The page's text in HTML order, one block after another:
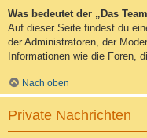
Was bedeutet der „Das
Auf dieser Seite findest du
der Administratoren, der
Informationen wie die Foren,
Nach oben
Private Nachrichten